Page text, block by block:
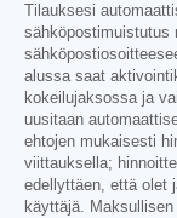
Tilauksesi
sähköpostimuistutus
alussa saat
kokeilujaksossa ja
uusitaan
ehtojen mukaisesti
viittauksella;
edellyttäen, että olet
käyttäjä.